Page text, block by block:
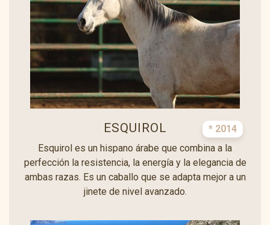
ESQUIROL
* 2014
Esquirol es un hispano árabe que combina a la
perfección la resistencia, la energía y la elegancia de
ambas razas. Es un caballo que se adapta mejor a un
jinete de nivel avanzado.